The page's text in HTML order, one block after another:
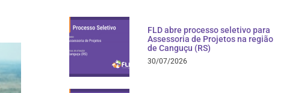
FLD abre processo seletivo para
Assessoria de Projetos na região
de Canguçu (RS)
30/07/2026